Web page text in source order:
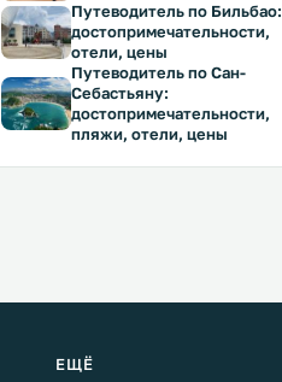
Путеводитель по Бильбао:
достопримечательности,
отели, цены
Путеводитель по Сан-
Себастьяну:
достопримечательности,
пляжи, отели, цены
ЕЩЁ